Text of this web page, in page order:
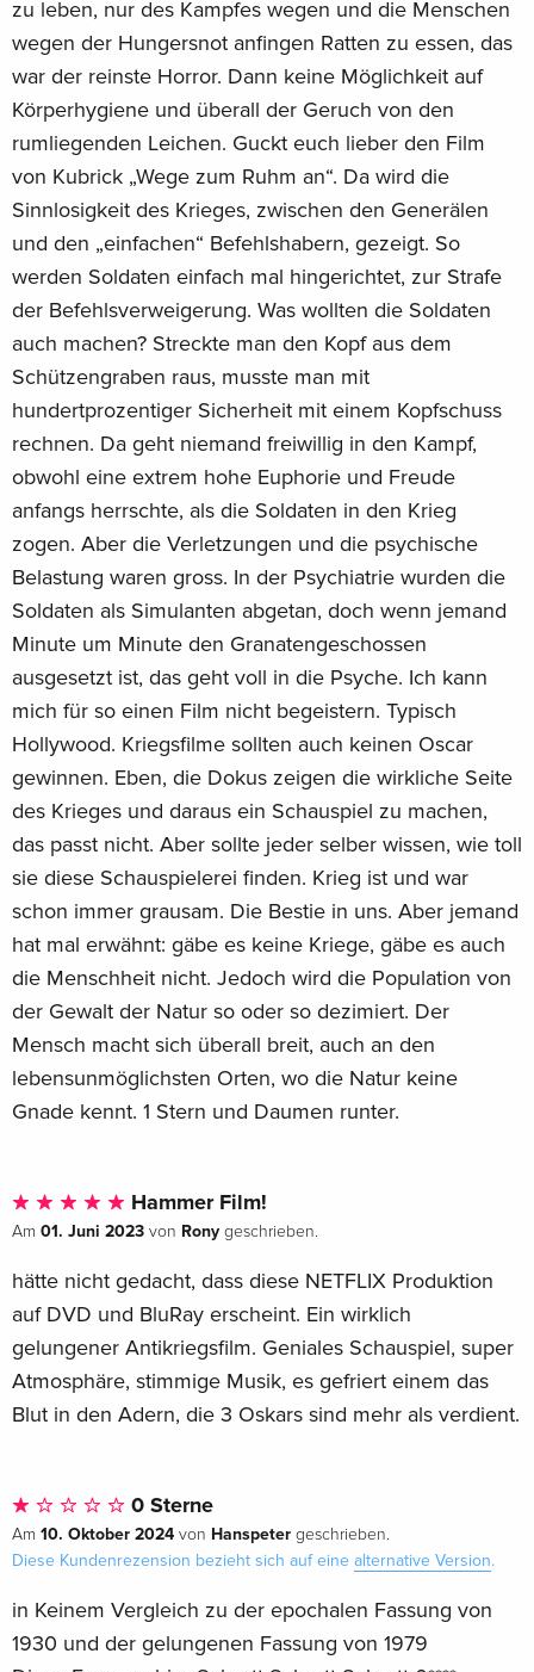
zu leben, nur des Kampfes wegen und die Menschen
wegen der Hungersnot anfingen Ratten zu essen, das
war der reinste Horror. Dann keine Möglichkeit auf
Körperhygiene und überall der Geruch von den
rumliegenden Leichen. Guckt euch lieber den Film
von Kubrick „Wege zum Ruhm an“. Da wird die
Sinnlosigkeit des Krieges, zwischen den Generälen
und den „einfachen“ Befehlshabern, gezeigt. So
werden Soldaten einfach mal hingerichtet, zur Strafe
der Befehlsverweigerung. Was wollten die Soldaten
auch machen? Streckte man den Kopf aus dem
Schützengraben raus, musste man mit
hundertprozentiger Sicherheit mit einem Kopfschuss
rechnen. Da geht niemand freiwillig in den Kampf,
obwohl eine extrem hohe Euphorie und Freude
anfangs herrschte, als die Soldaten in den Krieg
zogen. Aber die Verletzungen und die psychische
Belastung waren gross. In der Psychiatrie wurden die
Soldaten als Simulanten abgetan, doch wenn jemand
Minute um Minute den Granatengeschossen
ausgesetzt ist, das geht voll in die Psyche. Ich kann
mich für so einen Film nicht begeistern. Typisch
Hollywood. Kriegsfilme sollten auch keinen Oscar
gewinnen. Eben, die Dokus zeigen die wirkliche Seite
des Krieges und daraus ein Schauspiel zu machen,
das passt nicht. Aber sollte jeder selber wissen, wie toll
sie diese Schauspielerei finden. Krieg ist und war
schon immer grausam. Die Bestie in uns. Aber jemand
hat mal erwähnt: gäbe es keine Kriege, gäbe es auch
die Menschheit nicht. Jedoch wird die Population von
der Gewalt der Natur so oder so dezimiert. Der
Mensch macht sich überall breit, auch an den
lebensunmöglichsten Orten, wo die Natur keine
Gnade kennt. 1 Stern und Daumen runter.
Hammer Film!
Am 01. Juni 2023 von Rony geschrieben.
hätte nicht gedacht, dass diese NETFLIX Produktion
auf DVD und BluRay erscheint. Ein wirklich
gelungener Antikriegsfilm. Geniales Schauspiel, super
Atmosphäre, stimmige Musik, es gefriert einem das
Blut in den Adern, die 3 Oskars sind mehr als verdient.
0 Sterne
Am 10. Oktober 2024 von Hanspeter geschrieben.
Diese Kundenrezension bezieht sich auf eine alternative Version.
in Keinem Vergleich zu der epochalen Fassung von
1930 und der gelungenen Fassung von 1979